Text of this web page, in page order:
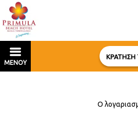
ΜΕΝΟΥ
ΚΡΑΤΗΣΗ
Ο